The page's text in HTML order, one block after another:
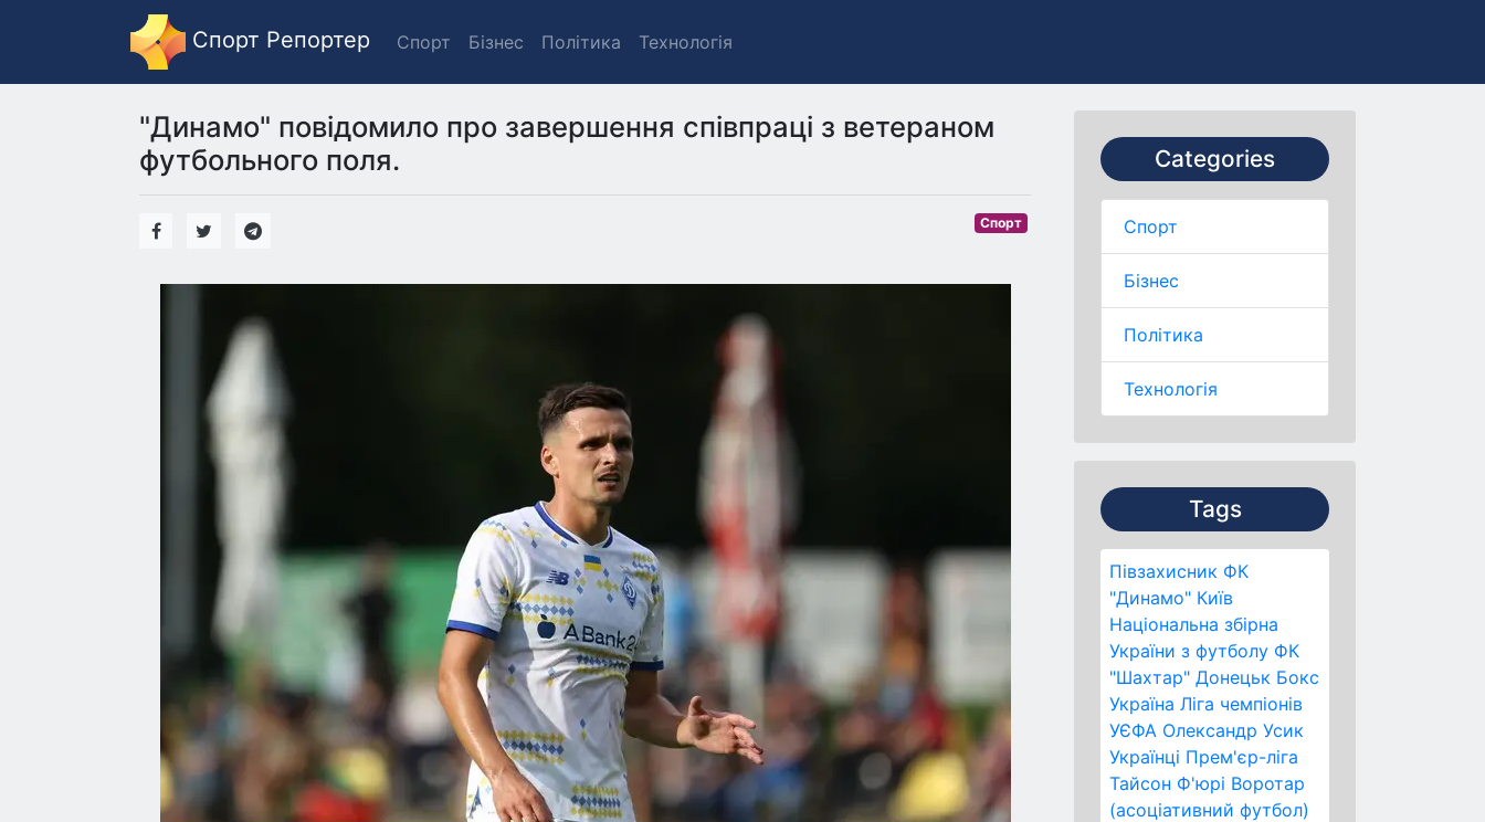
Спорт Репортер Спорт Бізнес Політика Технологія
Categories
Спорт
Бізнес
Політика
Технологія
Tags
Півзахисник ФК
"Динамо" Київ
Національна збірна
України з футболу ФК
"Шахтар" Донецьк Бокс
Україна Ліга чемпіонів
УЄФА Олександр Усик
Українці Прем'єр-ліга
Тайсон Ф'юрі Воротар
(асоціативний футбол)
"Динамо" повідомило про завершення співпраці з ветераном
футбольного поля.
Спорт